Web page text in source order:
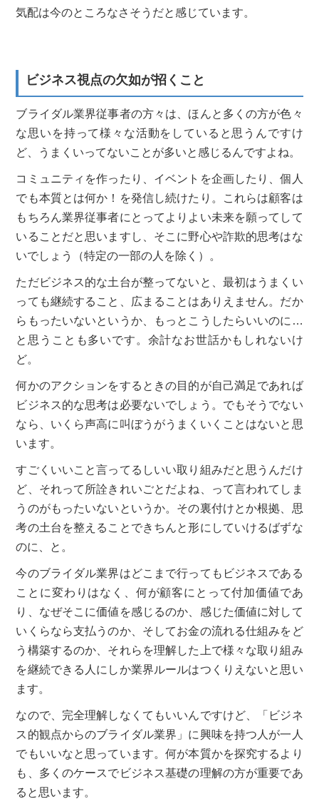
気配は今のところなさそうだと感じています。
ビジネス視点の欠如が招くこと
ブライダル業界従事者の方々は、ほんと多くの方が色々
な思いを持って様々な活動をしていると思うんですけ
ど、うまくいってないことが多いと感じるんですよね。
コミュニティを作ったり、イベントを企画したり、個人
でも本質とは何か！を発信し続けたり。これらは顧客は
もちろん業界従事者にとってよりよい未来を願ってして
いることだと思いますし、そこに野心や詐欺的思考はな
いでしょう（特定の一部の人を除く）。
ただビジネス的な土台が整ってないと、最初はうまくい
っても継続すること、広まることはありえません。だか
らもったいないというか、もっとこうしたらいいのに…
と思うことも多いです。余計なお世話かもしれないけ
ど。
何かのアクションをするときの目的が自己満足であれば
ビジネス的な思考は必要ないでしょう。でもそうでない
なら、いくら声高に叫ぼうがうまくいくことはないと思
います。
すごくいいこと言ってるしいい取り組みだと思うんだけ
ど、それって所詮きれいごとだよね、って言われてしま
うのがもったいないというか。その裏付けとか根拠、思
考の土台を整えることできちんと形にしていけるばずな
のに、と。
今のブライダル業界はどこまで行ってもビジネスである
ことに変わりはなく、何が顧客にとって付加価値であ
り、なぜそこに価値を感じるのか、感じた価値に対して
いくらなら支払うのか、そしてお金の流れる仕組みをど
う構築するのか、それらを理解した上で様々な取り組み
を継続できる人にしか業界ルールはつくりえないと思い
ます。
なので、完全理解しなくてもいいんですけど、「ビジネ
ス的観点からのブライダル業界」に興味を持つ人が一人
でもいいなと思っています。何が本質かを探究するより
も、多くのケースでビジネス基礎の理解の方が重要であ
ると思います。